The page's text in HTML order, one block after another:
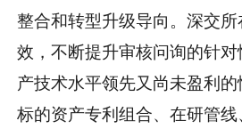
整合和转型升级导向。深交
效，不断提升审核问询的针
产技术水平领先又尚未盈利
标的资产专利组合、在研管